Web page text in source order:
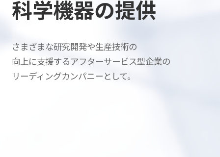
科学機器の提供
さまざまな研究開発や生産技術の
向上に支援するアフターサービス型企業の
リーディングカンパニーとして。